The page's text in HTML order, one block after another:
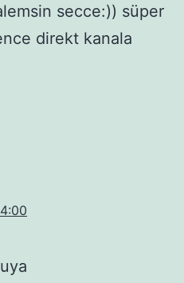
secce:)) süper
direkt kanala